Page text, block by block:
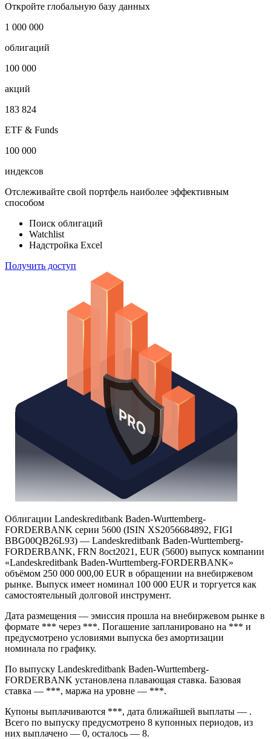
Откройте глобальную базу данных
1 000 000
облигаций
100 000
акций
183 824
ETF & Funds
100 000
индексов
Отслеживайте свой портфель наиболее эффективным
способом
Поиск облигаций
Watchlist
Надстройка Excel
Получить доступ
Облигации Landeskreditbank Baden-Wurttemberg-
FORDERBANK серии 5600 (ISIN XS2056684892, FIGI
BBG00QB26L93) — Landeskreditbank Baden-Wurttemberg-
FORDERBANK, FRN 8oct2021, EUR (5600) выпуск компании
«Landeskreditbank Baden-Wurttemberg-FORDERBANK»
объёмом 250 000 000,00 EUR в обращении на внебиржевом
рынке. Выпуск имеет номинал 100 000 EUR и торгуется как
самостоятельный долговой инструмент.
Дата размещения — эмиссия прошла на внебиржевом рынке в
формате *** через ***. Погашение запланировано на *** и
предусмотрено условиями выпуска без амортизации
номинала по графику.
По выпуску Landeskreditbank Baden-Wurttemberg-
FORDERBANK установлена плавающая ставка. Базовая
ставка — ***, маржа на уровне — ***.
Купоны выплачиваются ***, дата ближайшей выплаты — .
Всего по выпуску предусмотрено 8 купонных периодов, из
них выплачено — 0, осталось — 8.